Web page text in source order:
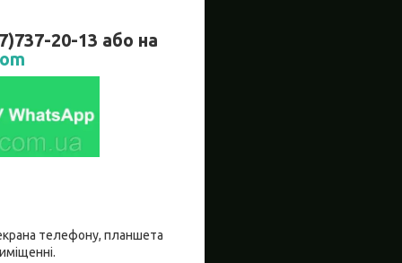
20-13 або на
телефону, планшета